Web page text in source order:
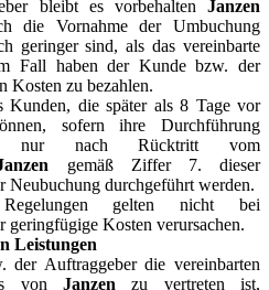
bleibt es vorbehalten Janzen
die Vornahme der Umbuchung
geringer sind, als das vereinbarte
Fall haben der Kunde bzw. der
Kosten zu bezahlen.
Kunden, die später als 8 Tage vor
sofern ihre Durchführung
nur nach Rücktritt vom
gemäß Ziffer 7. dieser
Neubuchung durchgeführt werden.
gelten nicht bei
geringfügige Kosten verursachen.
Leistungen
der Auftraggeber die vereinbarten
von Janzen zu vertreten ist,